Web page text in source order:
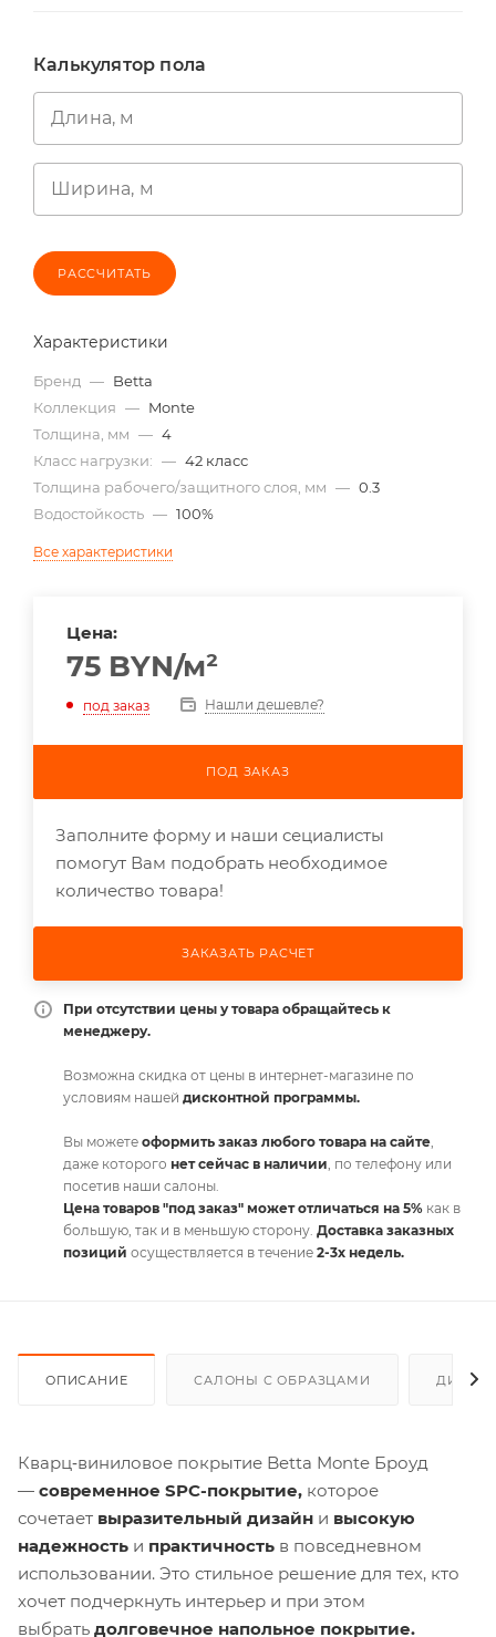
Калькулятор пола
Длина, м
Ширина, м
РАССЧИТАТЬ
Характеристики
Бренд — Betta
Коллекция — Monte
Толщина, мм — 4
Класс нагрузки: — 42 класс
Толщина рабочего/защитного слоя, мм — 0.3
Водостойкость — 100%
Все характеристики
Цена:
75 BYN/м²
под заказ Нашли дешевле?
ПОД ЗАКАЗ
Заполните форму и наши сециалисты
помогут Вам подобрать необходимое
количество товара!
ЗАКАЗАТЬ РАСЧЕТ
При отсутствии цены у товара обращайтесь к
менеджеру.
Возможна скидка от цены в интернет-магазине по
условиям нашей дисконтной программы.
Вы можете оформить заказ любого товара на сайте,
даже которого нет сейчас в наличии, по телефону или
посетив наши салоны.
Цена товаров "под заказ" может отличаться на 5% как в
большую, так и в меньшую сторону. Доставка заказных
позиций осуществляется в течение 2-3х недель.
ОПИСАНИЕ САЛОНЫ С ОБРАЗЦАМИ
Кварц‑виниловое покрытие Betta Monte Броуд
— современное SPC-покрытие, которое
сочетает выразительный дизайн и высокую
надежность и практичность в повседневном
использовании. Это стильное решение для тех, кто
хочет подчеркнуть интерьер и при этом
выбрать долговечное напольное покрытие.